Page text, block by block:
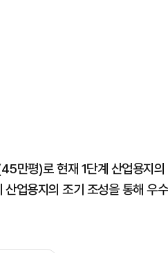
만평)로 현재 1단계 산업용지
업용지의 조기 조성을 통해 우